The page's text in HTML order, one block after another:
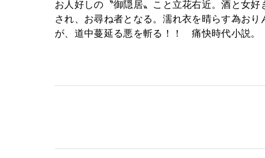
お人好しの〝御隠居〟こと立花右近。酒と女
され、お尋ね者となる。濡れ衣を晴らす為お
が、道中蔓延る悪を斬る！！ 痛快時代小説。